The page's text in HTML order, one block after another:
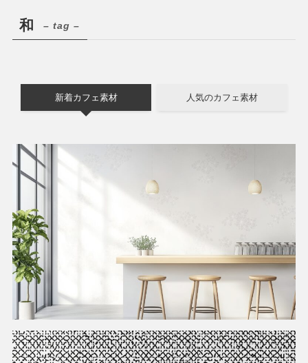
和 – tag –
新着カフェ素材 人気のカフェ素材